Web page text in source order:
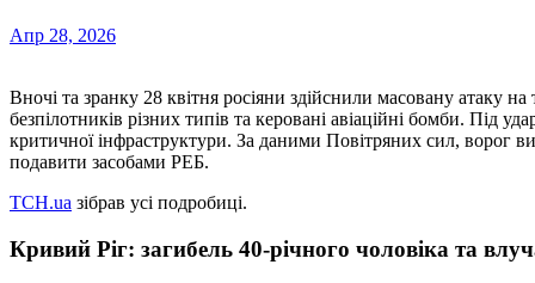
Апр 28, 2026
Вночі та зранку 28 квітня росіяни здійснили масовану атаку
безпілотників різних типів та керовані авіаційні бомби. Під
критичної інфраструктури. За даними Повітряних сил, ворог
подавити засобами РЕБ.
ТСН.ua зібрав усі подробиці.
Кривий Ріг: загибель 40-річного чоловіка та